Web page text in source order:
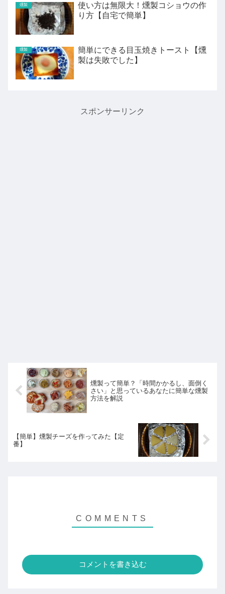
燻製
使い方は無限大！燻製コショウの作
り方【自宅で簡単】
燻製
簡単にできる目玉焼きトースト【燻
製は失敗でした】
スポンサーリンク
燻製って簡単？「時間かかるし、面倒く
さい」と思っているあなたに簡単な燻製
方法を解説
【簡単】燻製チーズを作ってみた【定
番】
コメントを書き込む